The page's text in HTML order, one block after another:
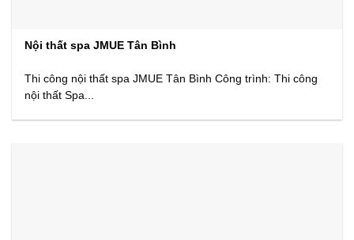
Nội thất spa JMUE Tân Bình
Thi công nội thất spa JMUE Tân Bình Công trình: Thi công
nội thất Spa...